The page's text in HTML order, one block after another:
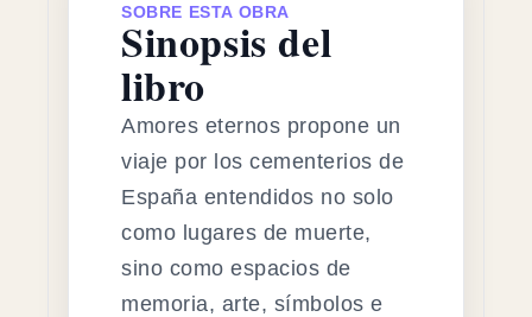
SOBRE ESTA OBRA
Sinopsis del
libro
Amores eternos propone un
viaje por los cementerios de
España entendidos no solo
como lugares de muerte,
sino como espacios de
memoria, arte, símbolos e